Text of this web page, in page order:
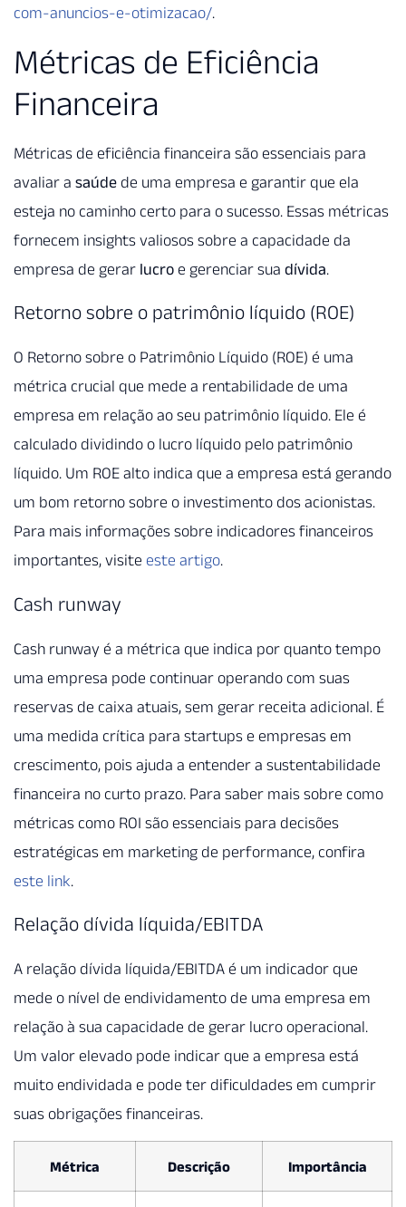
com-anuncios-e-otimizacao/.
Métricas de Eficiência
Financeira
Métricas de eficiência financeira são essenciais para
avaliar a saúde de uma empresa e garantir que ela
esteja no caminho certo para o sucesso. Essas métricas
fornecem insights valiosos sobre a capacidade da
empresa de gerar lucro e gerenciar sua dívida.
Retorno sobre o patrimônio líquido (ROE)
O Retorno sobre o Patrimônio Líquido (ROE) é uma
métrica crucial que mede a rentabilidade de uma
empresa em relação ao seu patrimônio líquido. Ele é
calculado dividindo o lucro líquido pelo patrimônio
líquido. Um ROE alto indica que a empresa está gerando
um bom retorno sobre o investimento dos acionistas.
Para mais informações sobre indicadores financeiros
importantes, visite este artigo.
Cash runway
Cash runway é a métrica que indica por quanto tempo
uma empresa pode continuar operando com suas
reservas de caixa atuais, sem gerar receita adicional. É
uma medida crítica para startups e empresas em
crescimento, pois ajuda a entender a sustentabilidade
financeira no curto prazo. Para saber mais sobre como
métricas como ROI são essenciais para decisões
estratégicas em marketing de performance, confira
este link.
Relação dívida líquida/EBITDA
A relação dívida líquida/EBITDA é um indicador que
mede o nível de endividamento de uma empresa em
relação à sua capacidade de gerar lucro operacional.
Um valor elevado pode indicar que a empresa está
muito endividada e pode ter dificuldades em cumprir
suas obrigações financeiras.
Métrica Descrição Importância